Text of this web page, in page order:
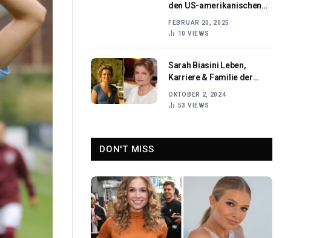
den US-amerikanischen
FEBRUAR 20, 2025
10 VIEWS
Sarah Biasini Leben,
Karriere & Familie der
Schneider
OKTOBER 2, 2024
53 VIEWS
DON'T MISS